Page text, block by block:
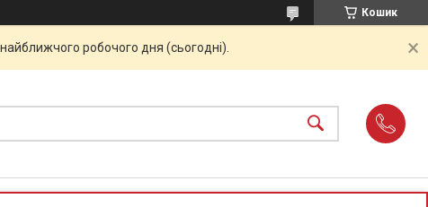
Кошик
робочого дня (сьогодні).